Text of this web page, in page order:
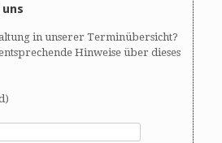
in unserer Terminübersicht?
Hinweise über dieses